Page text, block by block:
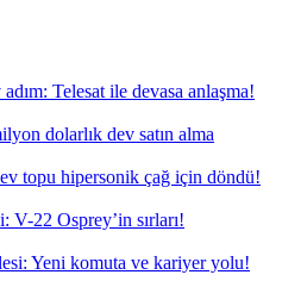
Telesat ile devasa anlaşma!
dolarlık dev satın alma
topu hipersonik çağ için döndü!
V-22 Osprey’in sırları!
Yeni komuta ve kariyer yolu!